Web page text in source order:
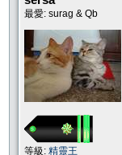
最愛: surag & Qb
等級: 精靈王